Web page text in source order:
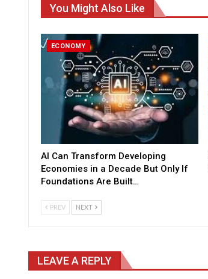
You Might Also Like
ECONOMY
AI Can Transform Developing
Economies in a Decade But Only If
Foundations Are Built…
PREV NEXT
LEAVE A REPLY